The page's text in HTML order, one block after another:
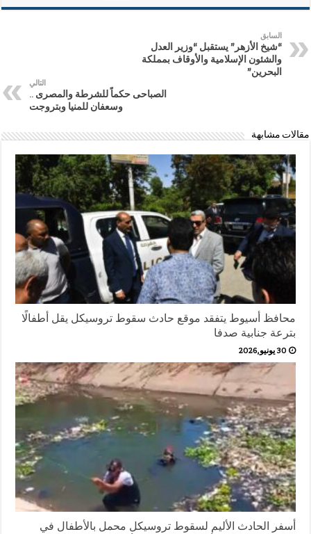
السابق
“شيخ الأزهر” يستقبل “وزير العدل
والشئون الإسلامية والأوقاف بمملكة
البحرين”
التالي
الصباحى حكماً للشرطة والمصرى ..
وسعفان للمنيا وبتروجت
مقالات مشابهة
محافظ أسيوط يتفقد موقع حادث سقوط تروسيكل يقل أطفالًا
بترعة جنابية صدفا
30 يونيو,2026
أسفر الحادث الأليم لسقوط تروسيكل محمل بالأطفال في